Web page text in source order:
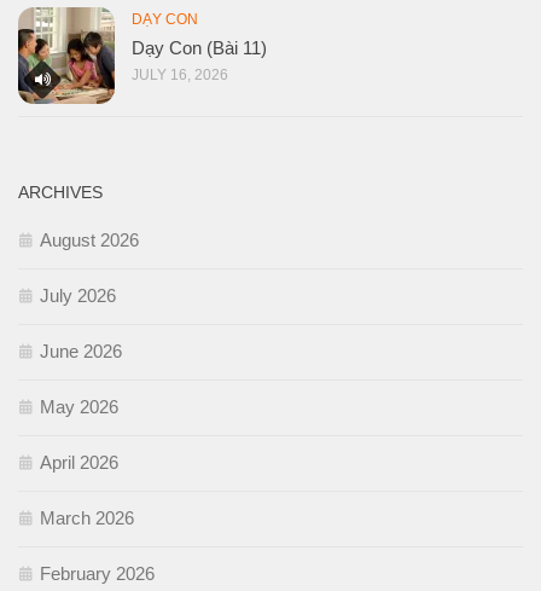
DẠY CON
Dạy Con (Bài 11)
JULY 16, 2026
ARCHIVES
August 2026
July 2026
June 2026
May 2026
April 2026
March 2026
February 2026